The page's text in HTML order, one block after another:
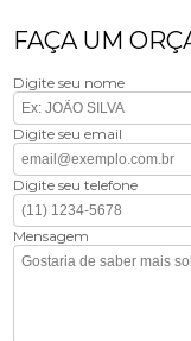
FAÇA UM
Digite seu nome
Digite seu email
Digite seu telefone
Mensagem